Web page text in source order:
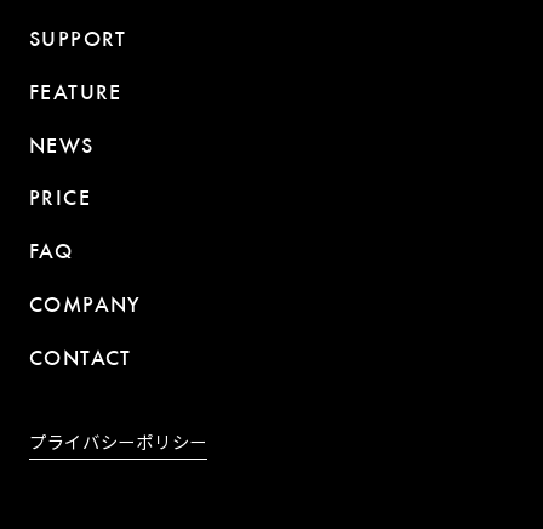
SUPPORT
FEATURE
NEWS
PRICE
FAQ
COMPANY
CONTACT
プライバシーポリシー